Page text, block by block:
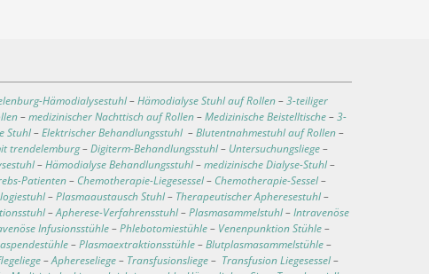
Hämodialysestuhl–Hämodialyse Stuhl auf Rollen–3-teiliger
–medizinischer Nachttisch auf Rollen–Medizinische Beistelltische–3-
Stuhl–Elektrischer Behandlungsstuhl –Blutentnahmestuhl auf Rollen–
trendelemburg–Digiterm-Behandlungsstuhl– Untersuchungsliege–
–Hämodialyse Behandlungsstuhl–medizinische Dialyse-Stuhl–
Patienten– Chemotherapie-Liegesessel– Chemotherapie-Sessel–
–Plasmaaustausch Stuhl– Therapeutischer Apheresestuhl–
–Apherese-Verfahrensstuhl–Plasmasammelstuhl–Intravenöse
Infusionsstühle–Phlebotomiestühle– Venenpunktion Stühle–
–Plasmaextraktionsstühle–Blutplasmasammelstühle–
–Aphereseliege– Transfusionsliege– Transfusion Liegesessel–